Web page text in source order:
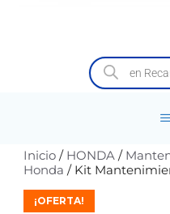
Inicio / HONDA /
Honda / Kit
¡OFERTA!